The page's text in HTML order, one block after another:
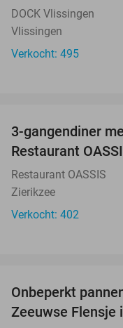
DOCK Vlissingen
Vlissingen
Verkocht: 495
3-gangendiner
Restaurant
Restaurant OASSIS
Zierikzee
Verkocht: 402
Onbeperkt
Zeeuwse Flensje